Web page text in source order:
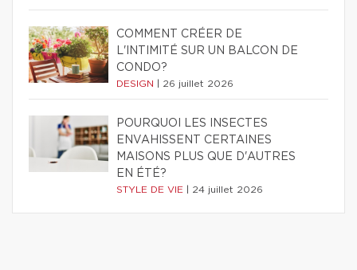
COMMENT CRÉER DE
L'INTIMITÉ SUR UN BALCON DE
CONDO?
DESIGN 26 juillet 2026
POURQUOI LES INSECTES
ENVAHISSENT CERTAINES
MAISONS PLUS QUE D'AUTRES
EN ÉTÉ?
STYLE DE VIE 24 juillet 2026